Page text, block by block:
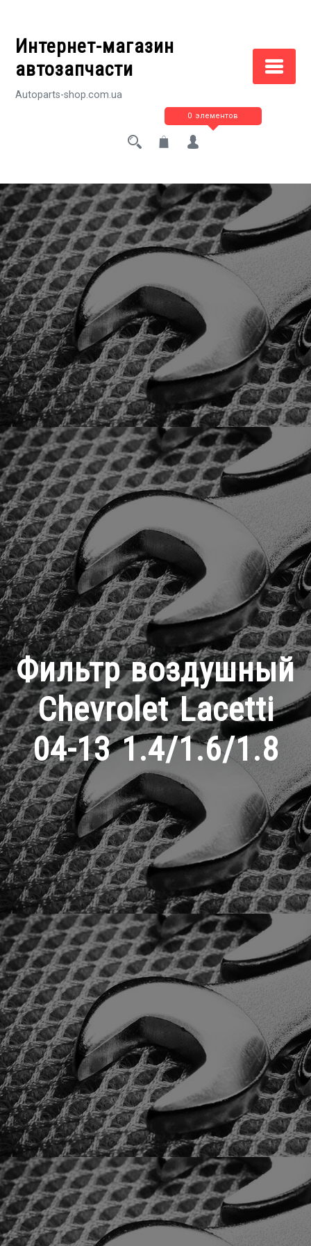
содержимому
Интернет-магазин
автозапчасти
Autoparts-shop.com.ua
0 элементов
Фильтр воздушный
Chevrolet Lacetti
04-13 1.4/1.6/1.8